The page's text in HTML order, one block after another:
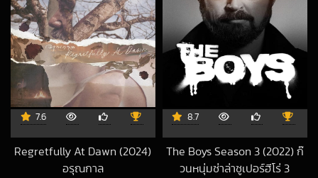
7.6
Regretfully At Dawn (2024)
อรุณกาล
8.7
The Boys Season 3 (2022) ก๊
วนหนุ่มซ่าล่าซูเปอร์ฮีโร่ 3